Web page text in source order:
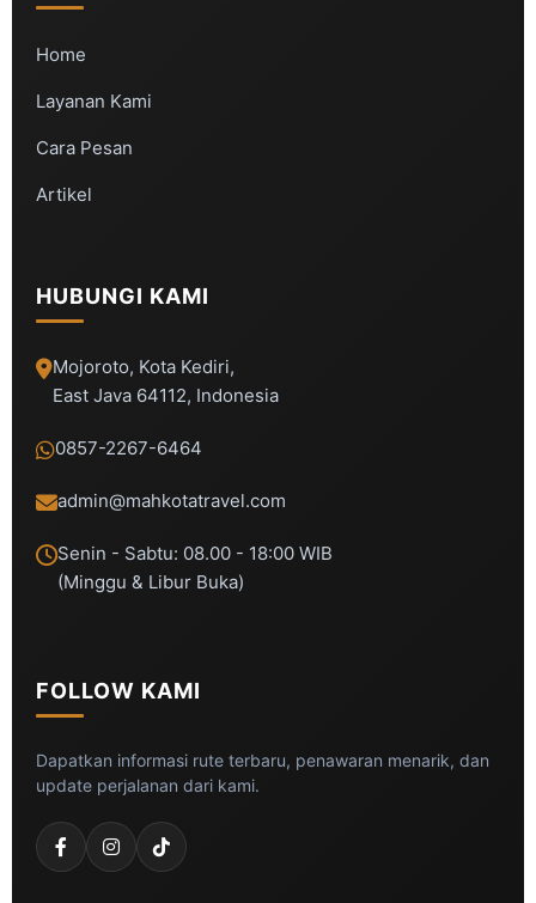
Home
Layanan Kami
Cara Pesan
Artikel
HUBUNGI KAMI
Mojoroto, Kota Kediri,
East Java 64112, Indonesia
0857-2267-6464
admin@mahkotatravel.com
Senin - Sabtu: 08.00 - 18:00 WIB
(Minggu & Libur Buka)
FOLLOW KAMI
Dapatkan informasi rute terbaru, penawaran menarik, dan
update perjalanan dari kami.